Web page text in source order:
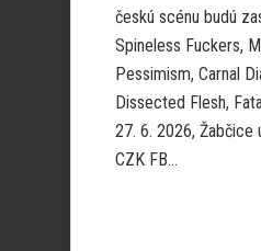
českú scénu budú
Spineless Fuckers,
Pessimism, Carnal
Dissected Flesh,
27. 6. 2026, Žabčice
CZK FB...